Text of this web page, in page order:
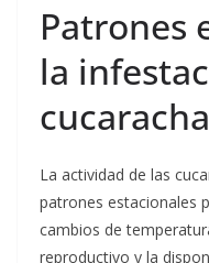
Patrones
la
La actividad de las
patrones estacionales
cambios de
reproductivo y la